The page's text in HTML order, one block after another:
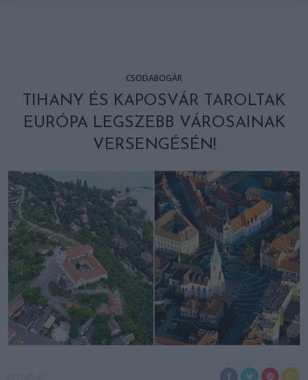
CSODABOGÁR
TIHANY ÉS KAPOSVÁR TAROLTAK
EURÓPA LEGSZEBB VÁROSAINAK
VERSENGÉSÉN!